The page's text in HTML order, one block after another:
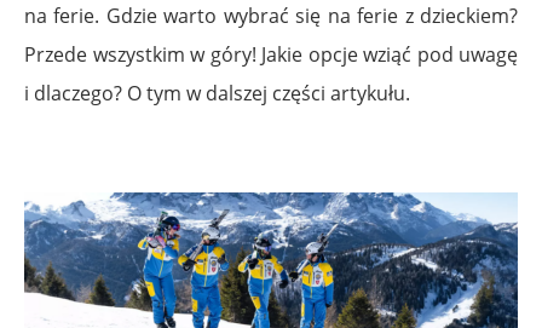
na ferie. Gdzie warto wybrać się na ferie z dzieckiem?
Przede wszystkim w góry! Jakie opcje wziąć pod uwagę
i dlaczego? O tym w dalszej części artykułu.